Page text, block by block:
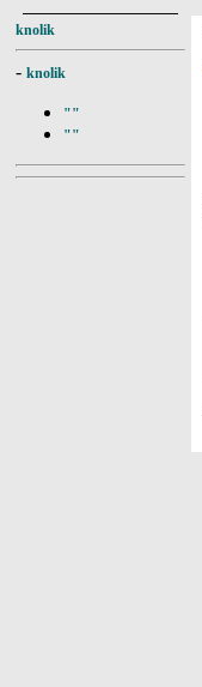
knolik
- knolik
""
""